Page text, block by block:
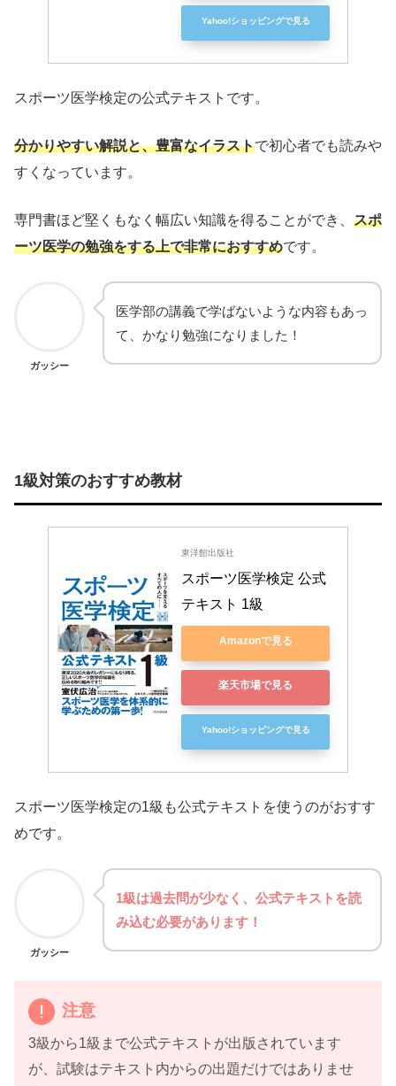
Yahoo!ショッピングで見る
スポーツ医学検定の公式テキストです。
分かりやすい解説と、豊富なイラストで初心者でも読みや
すくなっています。
専門書ほど堅くもなく幅広い知識を得ることができ、 スポ
ーツ医学の勉強をする上で非常におすすめです。
ガッシー
医学部の講義で学ばないような内容もあっ
て、かなり勉強になりました！
1級対策のおすすめ教材
東洋館出版社
スポーツ医学検定 公式
テキスト 1級
Amazonで見る
楽天市場で見る
Yahoo!ショッピングで見る
スポーツ医学検定の1級も公式テキストを使うのがおすす
めです。
ガッシー
1級は過去問が少なく、公式テキストを読
み込む必要があります！
注意
3級から1級まで公式テキストが出版されています
が、試験はテキスト内からの出題だけではありませ